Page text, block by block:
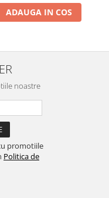
ADAUGA IN COS
noastre
promotiile
Politica de